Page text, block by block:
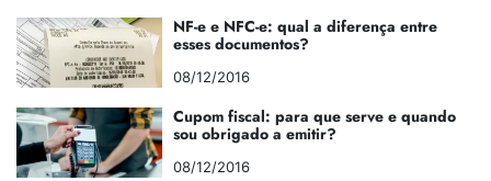
NF-e e NFC-e: qual a diferença entre
esses documentos?
08/12/2016
Cupom fiscal: para que serve e quando
sou obrigado a emitir?
08/12/2016